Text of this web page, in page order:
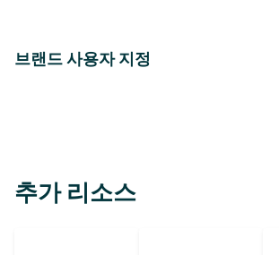
브랜드 사용자 지정
추가 리소스